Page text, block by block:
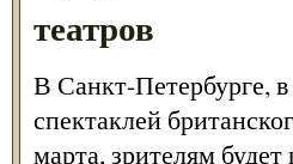
театров
В Санкт-Петербурге,
спектаклей
марта, зрителям